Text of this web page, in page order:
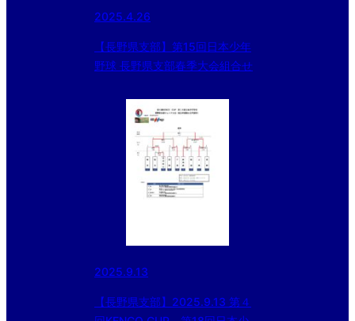
2025.4.26
【長野県支部】第15回日本少年
野球 長野県支部春季大会組合せ
2025.9.13
【長野県支部】2025.9.13 第４